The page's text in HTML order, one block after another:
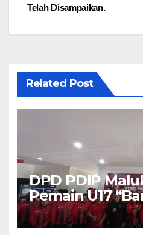
Telah Disampaikan.
Related Post
DPD PDIP
Pemain U17
Raya” ke
Jawa Timur